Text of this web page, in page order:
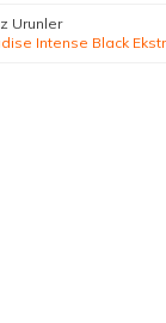
Urunler
Intense Black